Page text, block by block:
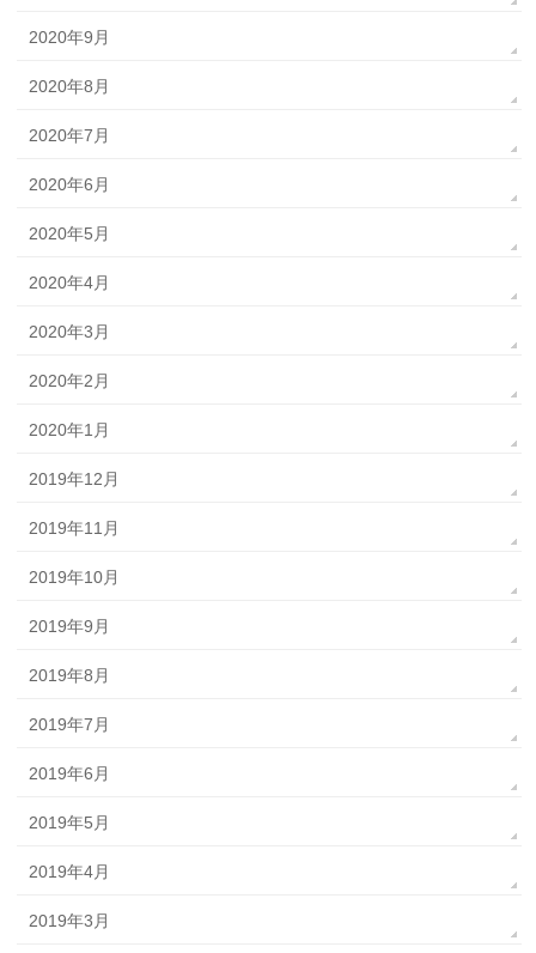
2020年9月
2020年8月
2020年7月
2020年6月
2020年5月
2020年4月
2020年3月
2020年2月
2020年1月
2019年12月
2019年11月
2019年10月
2019年9月
2019年8月
2019年7月
2019年6月
2019年5月
2019年4月
2019年3月